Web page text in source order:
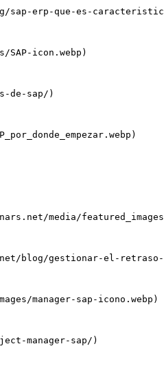
sap-erp-que-es-
icon.webp)
de-sap/)
media/
blog/gestionar-el-
manager-sap-icono.webp)
manager-sap/)